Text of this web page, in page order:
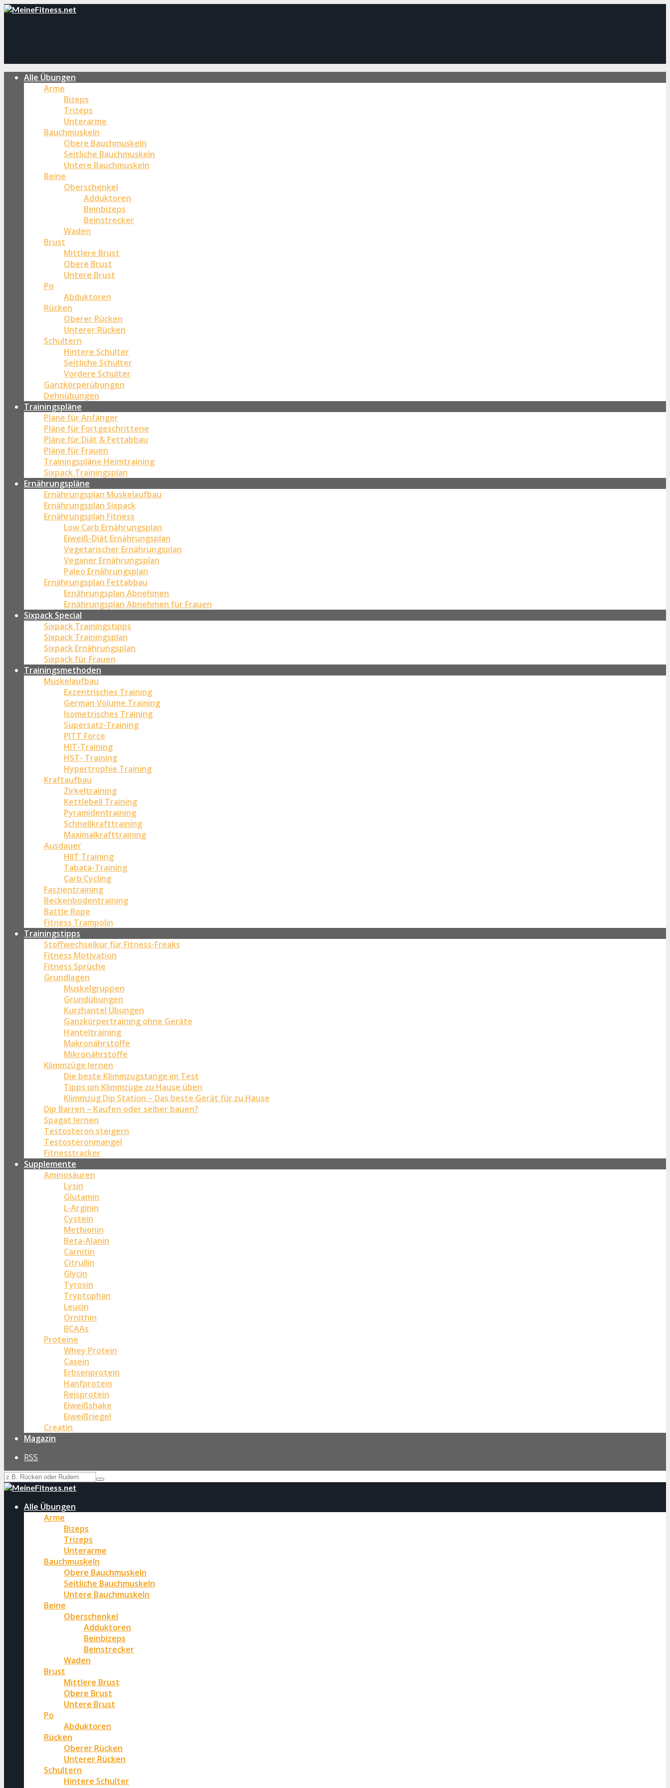
Alle Übungen
Arme
Bizeps
Trizeps
Unterarme
Bauchmuskeln
Obere Bauchmuskeln
Seitliche Bauchmuskeln
Untere Bauchmuskeln
Beine
Oberschenkel
Adduktoren
Beinbizeps
Beinstrecker
Waden
Brust
Mittlere Brust
Obere Brust
Untere Brust
Po
Abduktoren
Rücken
Oberer Rücken
Unterer Rücken
Schultern
Hintere Schulter
Seitliche Schulter
Vordere Schulter
Ganzkörperübungen
Dehnübungen
Trainingspläne
Pläne für Anfänger
Pläne für Fortgeschrittene
Pläne für Diät & Fettabbau
Pläne für Frauen
Trainingspläne Heimtraining
Sixpack Trainingsplan
Ernährungspläne
Ernährungsplan Muskelaufbau
Ernährungsplan Sixpack
Ernährungsplan Fitness
Low Carb Ernährungsplan
Eiweiß-Diät Ernährungsplan
Vegetarischer Ernährungsplan
Veganer Ernährungsplan
Paleo Ernährungsplan
Ernährungsplan Fettabbau
Ernährungsplan Abnehmen
Ernährungsplan Abnehmen für Frauen
Sixpack Special
Sixpack Trainingstipps
Sixpack Trainingsplan
Sixpack Ernährungsplan
Sixpack für Frauen
Trainingsmethoden
Muskelaufbau
Exzentrisches Training
German Volume Training
Isometrisches Training
Supersatz-Training
PITT Force
HIT-Training
HST- Training
Hypertrophie Training
Kraftaufbau
Zirkeltraining
Kettlebell Training
Pyramidentraining
Schnellkrafttraining
Maximalkrafttraining
Ausdauer
HIIT Training
Tabata-Training
Carb Cycling
Faszientraining
Beckenbodentraining
Battle Rope
Fitness Trampolin
Trainingstipps
Stoffwechselkur für Fitness-Freaks
Fitness Motivation
Fitness Sprüche
Grundlagen
Muskelgruppen
Grundübungen
Kurzhantel Übungen
Ganzkörpertraining ohne Geräte
Hanteltraining
Makronährstoffe
Mikronährstoffe
Klimmzüge lernen
Die beste Klimmzugstange im Test
Tipps um Klimmzüge zu Hause üben
Klimmzug Dip Station – Das beste Gerät für zu Hause
Dip Barren – Kaufen oder selber bauen?
Spagat lernen
Testosteron steigern
Testosteronmangel
Fitnesstracker
Supplemente
Aminosäuren
Lysin
Glutamin
L-Arginin
Cystein
Methionin
Beta-Alanin
Carnitin
Citrullin
Glycin
Tyrosin
Tryptophan
Leucin
Ornithin
BCAAs
Proteine
Whey Protein
Casein
Erbsenprotein
Hanfprotein
Reisprotein
Eiweißshake
Eiweißriegel
Creatin
Magazin
RSS
Alle Übungen
Arme
Bizeps
Trizeps
Unterarme
Bauchmuskeln
Obere Bauchmuskeln
Seitliche Bauchmuskeln
Untere Bauchmuskeln
Beine
Oberschenkel
Adduktoren
Beinbizeps
Beinstrecker
Waden
Brust
Mittlere Brust
Obere Brust
Untere Brust
Po
Abduktoren
Rücken
Oberer Rücken
Unterer Rücken
Schultern
Hintere Schulter